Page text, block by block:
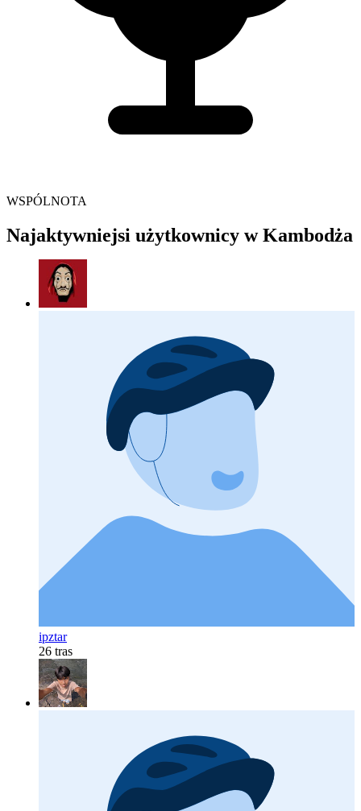
WSPÓLNOTA
Najaktywniejsi użytkownicy w Kambodża
ipztar
26 tras